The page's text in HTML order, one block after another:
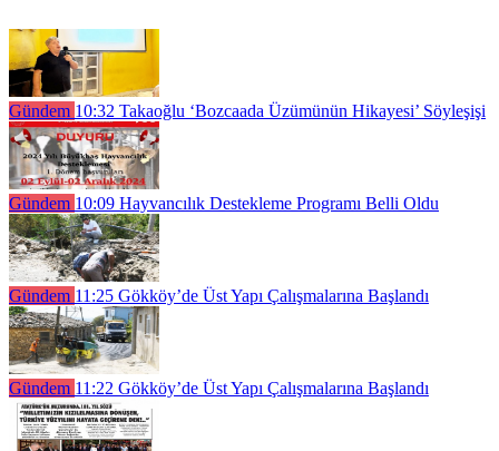
Gündem 10:32 Takaoğlu ‘Bozcaada Üzümünün Hikayesi’ Söyleşişi
Gündem 10:09 Hayvancılık Destekleme Programı Belli Oldu
Gündem 11:25 Gökköy’de Üst Yapı Çalışmalarına Başlandı
Gündem 11:22 Gökköy’de Üst Yapı Çalışmalarına Başlandı